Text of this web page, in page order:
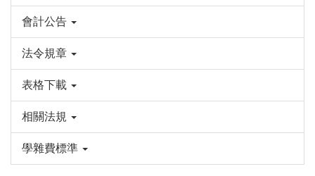
會計公告
法令規章
表格下載
相關法規
學雜費標準